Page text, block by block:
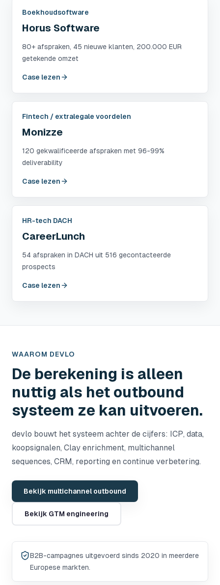
Boekhoudsoftware
Horus Software
80+ afspraken, 45 nieuwe klanten, 200.000 EUR
getekende omzet
Case lezen
Fintech / extralegale voordelen
Monizze
120 gekwalificeerde afspraken met 96-99%
deliverability
Case lezen
HR-tech DACH
CareerLunch
54 afspraken in DACH uit 516 gecontacteerde
prospects
Case lezen
WAAROM DEVLO
De berekening is alleen
nuttig als het outbound
systeem ze kan uitvoeren.
devlo bouwt het systeem achter de cijfers: ICP, data,
koopsignalen, Clay enrichment, multichannel
sequences, CRM, reporting en continue verbetering.
Bekijk multichannel outbound
Bekijk GTM engineering
B2B-campagnes uitgevoerd sinds 2020 in meerdere
Europese markten.